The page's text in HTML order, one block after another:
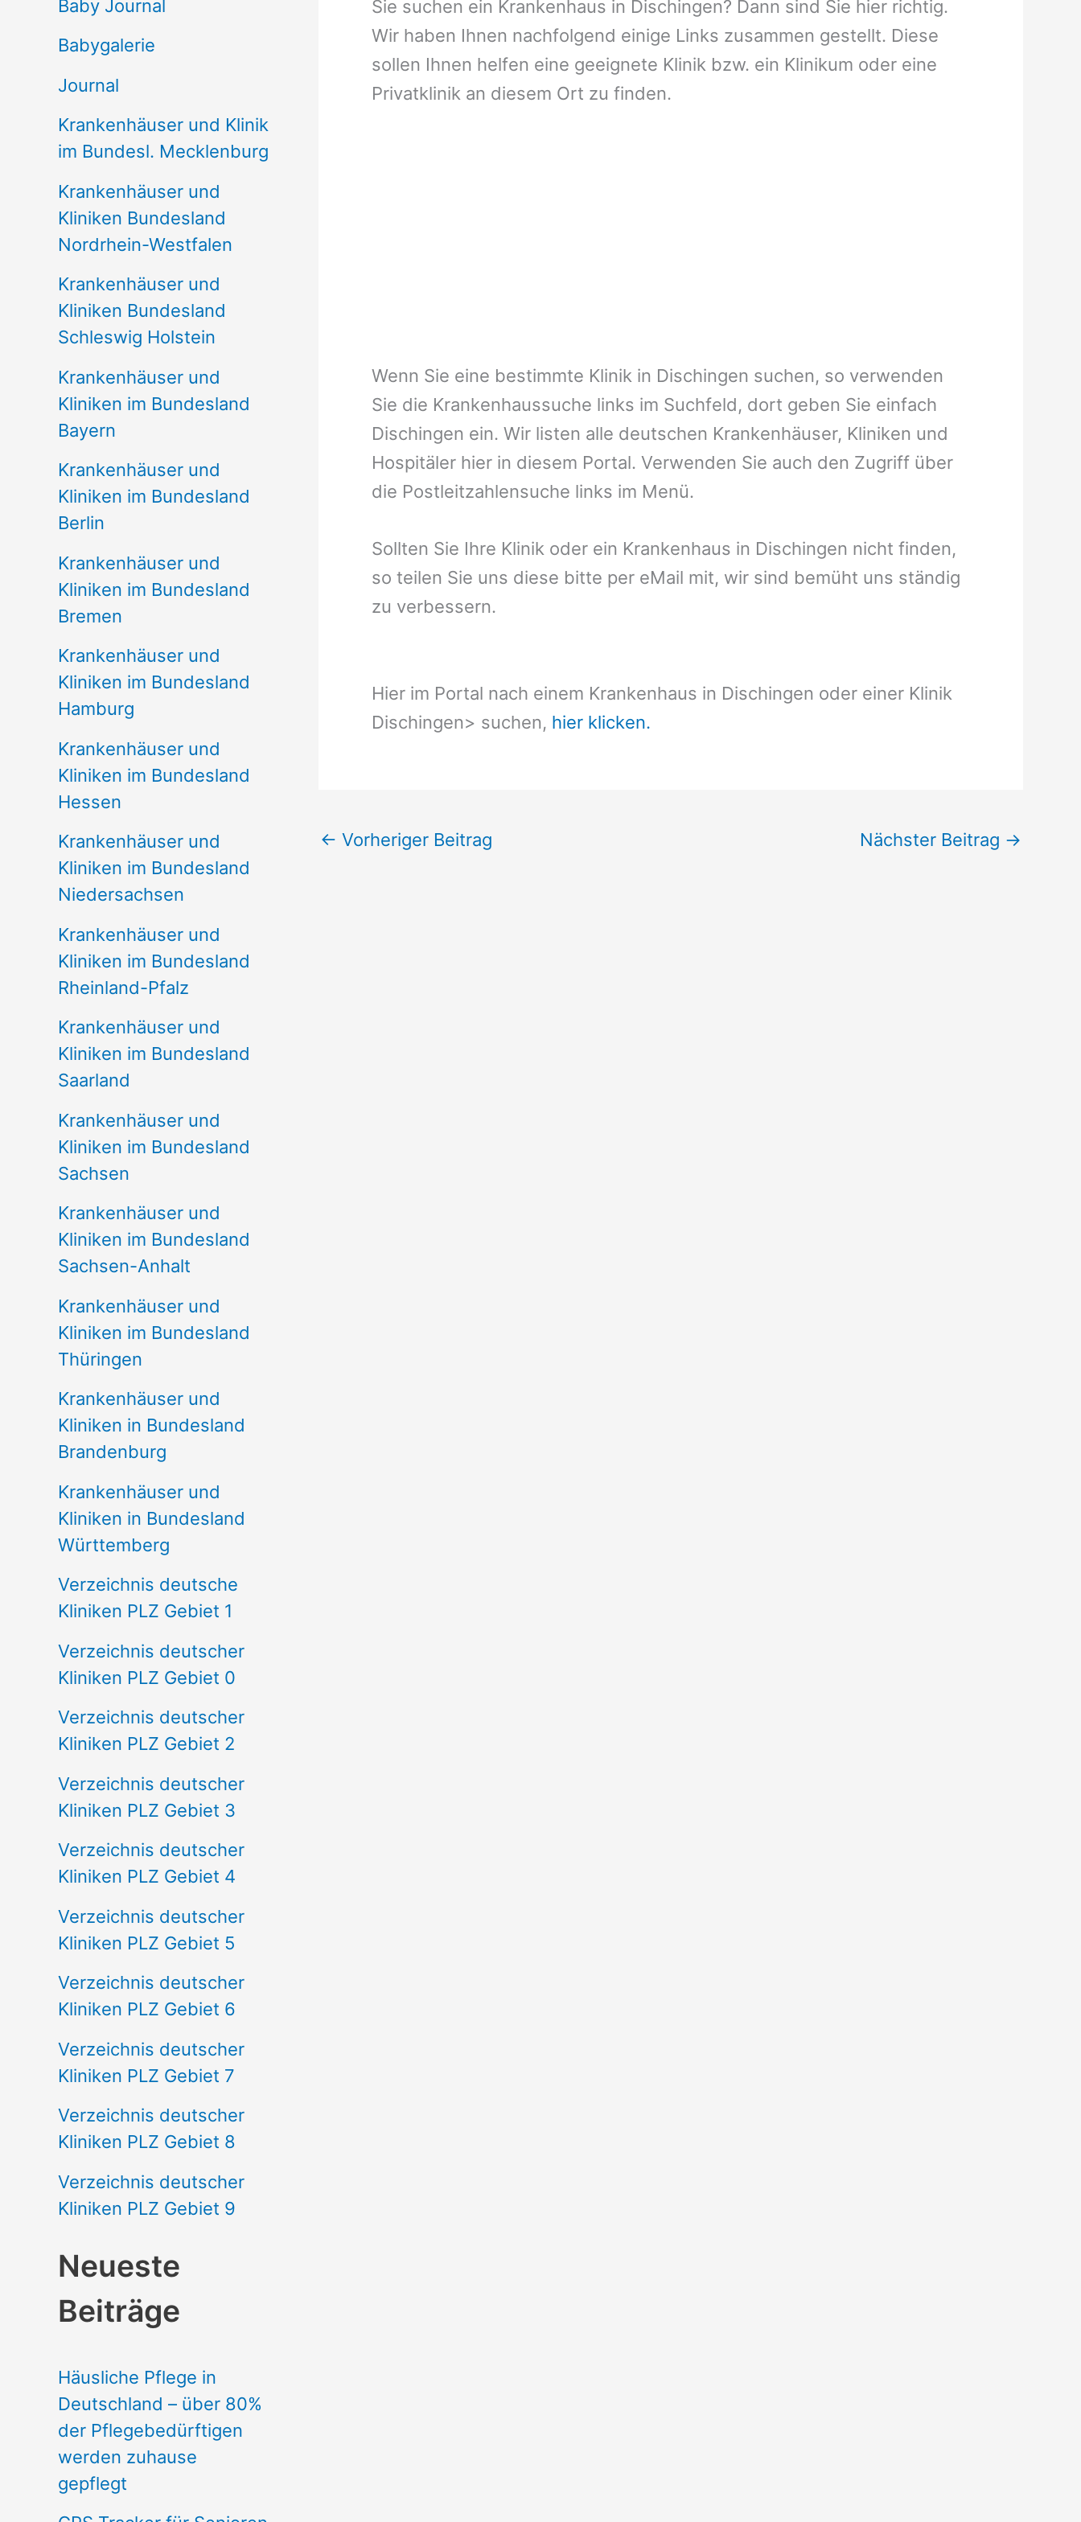
n
n
c
h
:
Baby Journal
Babygalerie
Journal
Krankenhäuser und Klinik
im Bundesl. Mecklenburg
Krankenhäuser und
Kliniken Bundesland
Nordrhein-Westfalen
Krankenhäuser und
Kliniken Bundesland
Schleswig Holstein
Krankenhäuser und
Kliniken im Bundesland
Bayern
Krankenhäuser und
Kliniken im Bundesland
Berlin
Krankenhäuser und
Kliniken im Bundesland
Bremen
Krankenhäuser und
Kliniken im Bundesland
Hamburg
Krankenhäuser und
Kliniken im Bundesland
Hessen
Krankenhäuser und
Kliniken im Bundesland
Niedersachsen
Krankenhäuser und
Kliniken im Bundesland
Rheinland-Pfalz
Krankenhäuser und
Kliniken im Bundesland
Saarland
Krankenhäuser und
Kliniken im Bundesland
Sachsen
Krankenhäuser und
Kliniken im Bundesland
Sachsen-Anhalt
Krankenhäuser und
Kliniken im Bundesland
Thüringen
Krankenhäuser und
Kliniken in Bundesland
Brandenburg
Krankenhäuser und
Kliniken in Bundesland
Württemberg
Verzeichnis deutsche
Kliniken PLZ Gebiet 1
Verzeichnis deutscher
Kliniken PLZ Gebiet 0
Verzeichnis deutscher
Kliniken PLZ Gebiet 2
Verzeichnis deutscher
Kliniken PLZ Gebiet 3
Verzeichnis deutscher
Kliniken PLZ Gebiet 4
Verzeichnis deutscher
Kliniken PLZ Gebiet 5
Verzeichnis deutscher
Kliniken PLZ Gebiet 6
Verzeichnis deutscher
Kliniken PLZ Gebiet 7
Verzeichnis deutscher
Kliniken PLZ Gebiet 8
Verzeichnis deutscher
Kliniken PLZ Gebiet 9
Neueste
Beiträge
Häusliche Pflege in
Deutschland – über 80%
der Pflegebedürftigen
werden zuhause
gepflegt
Sie suchen ein Krankenhaus in Dischingen? Dann sind Sie hier richtig.
Wir haben Ihnen nachfolgend einige Links zusammen gestellt. Diese
sollen Ihnen helfen eine geeignete Klinik bzw. ein Klinikum oder eine
Privatklinik an diesem Ort zu finden.
Wenn Sie eine bestimmte Klinik in Dischingen suchen, so verwenden
Sie die Krankenhaussuche links im Suchfeld, dort geben Sie einfach
Dischingen ein. Wir listen alle deutschen Krankenhäuser, Kliniken und
Hospitäler hier in diesem Portal. Verwenden Sie auch den Zugriff über
die Postleitzahlensuche links im Menü.
Sollten Sie Ihre Klinik oder ein Krankenhaus in Dischingen nicht finden,
so teilen Sie uns diese bitte per eMail mit, wir sind bemüht uns ständig
zu verbessern.
Hier im Portal nach einem Krankenhaus in Dischingen oder einer Klinik
Dischingen> suchen, hier klicken.
← Vorheriger Beitrag Nächster Beitrag →